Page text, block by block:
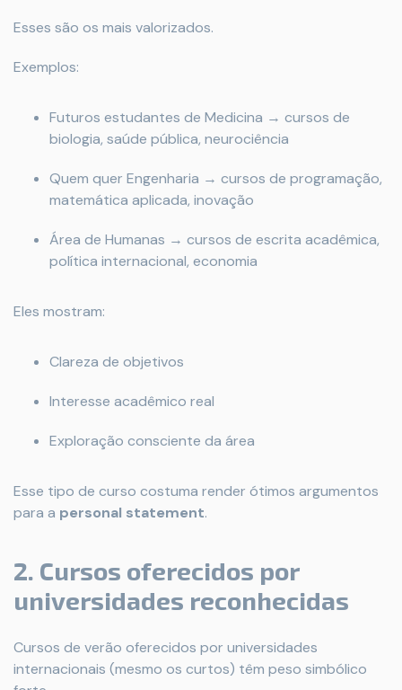
Esses são os mais valorizados.
Exemplos:
Futuros estudantes de Medicina → cursos de
biologia, saúde pública, neurociência
Quem quer Engenharia → cursos de programação,
matemática aplicada, inovação
Área de Humanas → cursos de escrita acadêmica,
política internacional, economia
Eles mostram:
Clareza de objetivos
Interesse acadêmico real
Exploração consciente da área
Esse tipo de curso costuma render ótimos argumentos
para a personal statement.
2. Cursos oferecidos por
universidades reconhecidas
Cursos de verão oferecidos por universidades
internacionais (mesmo os curtos) têm peso simbólico